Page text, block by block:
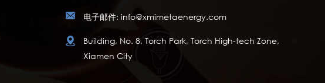
电子邮件: info@xmimetaenergy.com
Building, No. 8, Torch Park, Torch High-tech Zone,
Xiamen City